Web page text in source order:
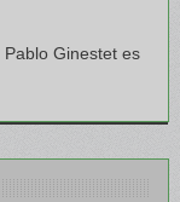
Ginestet es